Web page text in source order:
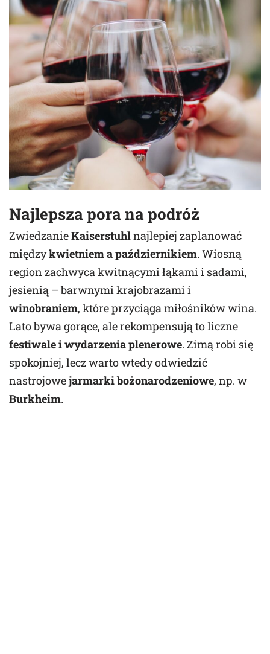
Najlepsza pora na podróż
ZwiedzanieKaiserstuhlnajlepiej zaplanować
międzykwietniem a październikiem. Wiosną
region zachwyca kwitnącymi łąkami i sadami,
jesienią – barwnymi krajobrazami i
winobraniem, które przyciąga miłośników wina.
Lato bywa gorące, ale rekompensują to liczne
festiwale i wydarzenia plenerowe. Zimą robi się
spokojniej, lecz warto wtedy odwiedzić
nastrojowejarmarki bożonarodzeniowe, np. w
Burkheim.